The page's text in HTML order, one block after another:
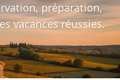
préparation,
vacances réussies.